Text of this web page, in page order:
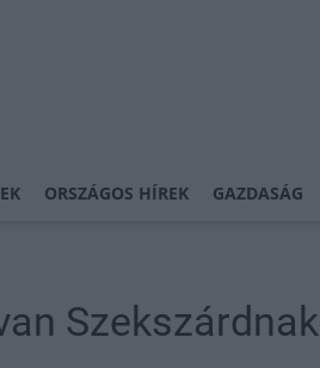
ORSZÁGOS HÍREK GAZDASÁG
Szekszárdnak